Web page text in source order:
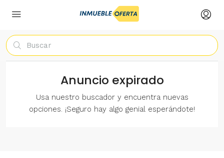
Anuncio expirado
Usa nuestro buscador y encuentra nuevas
opciones. ¡Seguro hay algo genial esperándote!